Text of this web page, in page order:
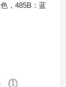
，485B：蓝